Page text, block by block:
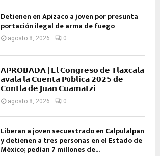
Detienen en Apizaco a joven por presunta
portación ilegal de arma de fuego
agosto 8, 2026 0
𝗔𝗣𝗥𝗢𝗕𝗔𝗗𝗔 | 𝗘𝗹 𝗖𝗼𝗻𝗴𝗿𝗲𝘀𝗼 𝗱𝗲 𝗧𝗹𝗮𝘅𝗰𝗮𝗹𝗮
𝗮𝘃𝗮𝗹𝗮 𝗹𝗮 𝗖𝘂𝗲𝗻𝘁𝗮 𝗣ú𝗯𝗹𝗶𝗰𝗮 𝟮𝟬𝟮𝟱 𝗱𝗲
𝗖𝗼𝗻𝘁𝗹𝗮 𝗱𝗲 𝗝𝘂𝗮𝗻 𝗖𝘂𝗮𝗺𝗮𝘁𝘇𝗶
agosto 8, 2026 0
Liberan a joven secuestrado en Calpulalpan
y detienen a tres personas en el Estado de
México; pedían 7 millones de...